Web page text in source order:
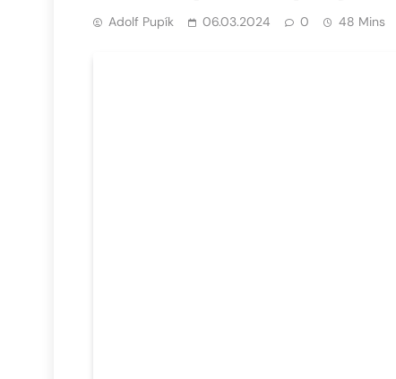
Adolf Pupík 06.03.2024 0 48 Mins